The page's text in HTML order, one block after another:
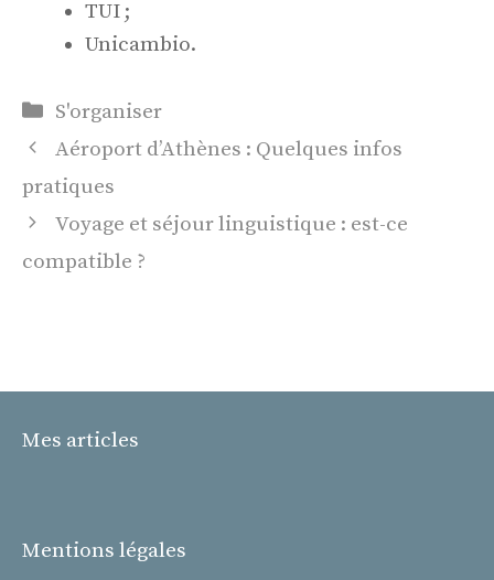
TUI ;
Unicambio.
Catégories
S'organiser
Aéroport d’Athènes : Quelques infos
pratiques
Voyage et séjour linguistique : est-ce
compatible ?
Mes articles
Mentions légales